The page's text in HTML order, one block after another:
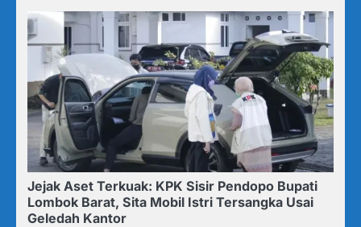
Jejak Aset Terkuak: KPK Sisir Pendopo Bupati
Lombok Barat, Sita Mobil Istri Tersangka Usai
Geledah Kantor